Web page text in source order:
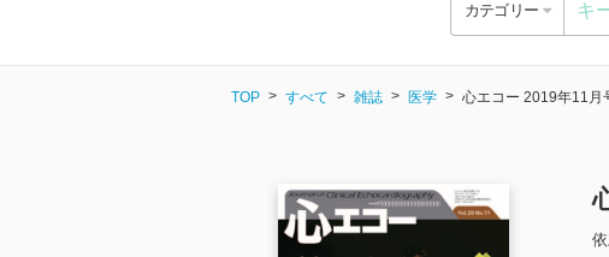
カテゴリー
TOP すべて 雑誌 医学 心エコー 2019年11月